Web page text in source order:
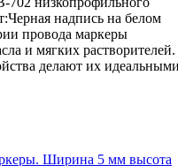
надпись на белом
провода маркеры
и мягких растворителей.
делают их